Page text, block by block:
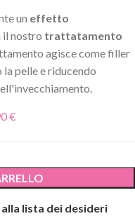
un effetto
il nostro trattatamento
agisce come filler
pelle e riducendo
€
lista dei desideri